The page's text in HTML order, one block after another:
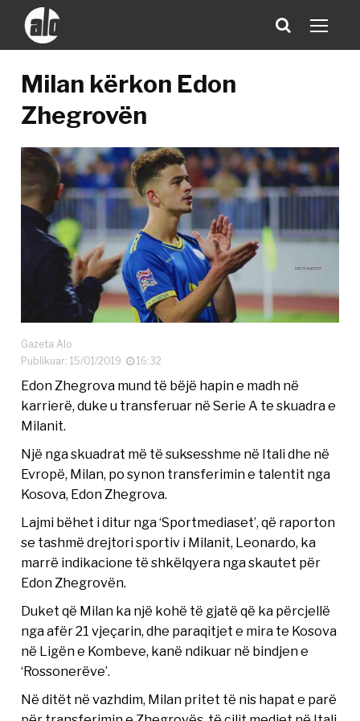
Milan kërkon Edon
Zhegrovën
Gazeta Alo
Publikuar: 15/01/2019
16:32
Edon Zhegrova mund të bëjë hapin e madh në
karrierë, duke u transferuar në Serie A te skuadra e
Milanit.
Një nga skuadrat më të suksesshme në Itali dhe në
Evropë, Milan, po synon transferimin e talentit nga
Kosova, Edon Zhegrova.
Lajmi bëhet i ditur nga ‘Sportmediaset’, që raporton
se tashmë drejtori sportiv i Milanit, Leonardo, ka
marrë indikacione të shkëlqyera nga skautet për
Edon Zhegrovën.
Duket që Milan ka një kohë të gjatë që ka përcjellë
nga afër 21 vjeçarin, dhe paraqitjet e mira te Kosova
në Ligën e Kombeve, kanë ndikuar në bindjen e
‘Rossonerëve’.
Në ditët në vazhdim, Milan pritet të nis hapat e parë